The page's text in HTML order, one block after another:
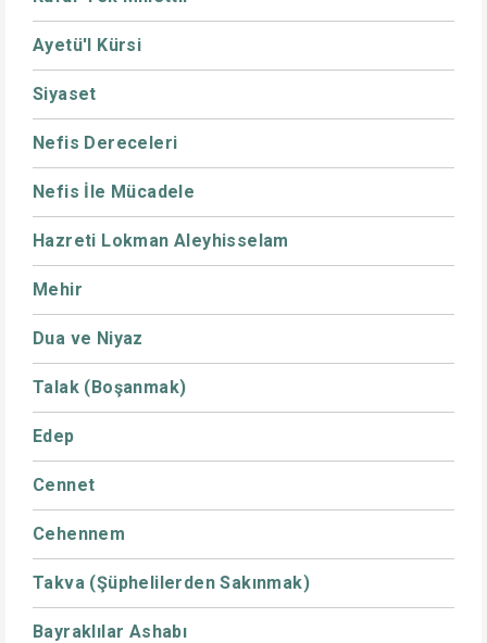
Ayetü'l Kürsi
Siyaset
Nefis Dereceleri
Nefis İle Mücadele
Hazreti Lokman Aleyhisselam
Mehir
Dua ve Niyaz
Talak (Boşanmak)
Edep
Cennet
Cehennem
Takva (Şüphelilerden Sakınmak)
Bayraklılar Ashabı